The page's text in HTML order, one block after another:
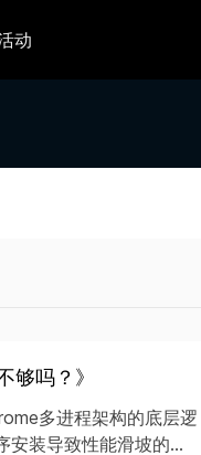
动
够吗？》
多进程架构的底层逻
安装导致性能滑坡的...